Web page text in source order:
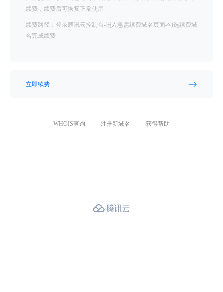
续费，续费后可恢复正常使用
续费路径：登录腾讯云控制台-进入急需续费域名页面-勾选续费域
名完成续费
立即续费
WHOIS查询 注册新域名 获得帮助